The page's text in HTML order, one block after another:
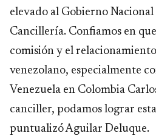
elevado al Gobierno
Cancillería. Confiamos en
comisión y el
venezolano, especialmente
Venezuela en Colombia
canciller, podamos lograr
puntualizó Aguilar Deluque.